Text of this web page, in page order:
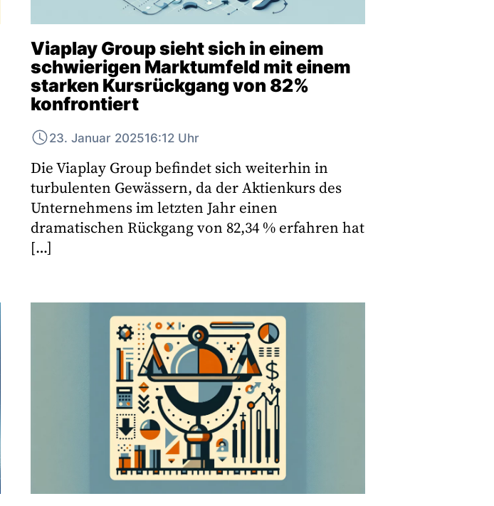
Viaplay Group sieht sich in einem
schwierigen Marktumfeld mit einem
starken Kursrückgang von 82%
konfrontiert
23. Januar 202516:12 Uhr
Die Viaplay Group befindet sich weiterhin in
turbulenten Gewässern, da der Aktienkurs des
Unternehmens im letzten Jahr einen
dramatischen Rückgang von 82,34 % erfahren hat
[…]